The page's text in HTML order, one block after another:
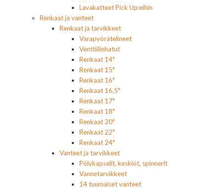
Lavakatteet Pick Up:eihin
Renkaat ja vanteet
Renkaat ja tarvikkeet
Varapyörätelineet
Venttiilinhatut
Renkaat 14"
Renkaat 15"
Renkaat 16"
Renkaat 16,5"
Renkaat 17"
Renkaat 18"
Renkaat 20"
Renkaat 22"
Renkaat 24"
Vanteet ja tarvikkeet
Pölykapselit, keskiöt, spinnerit
Vannetarvikkeet
14 tuumaiset vanteet